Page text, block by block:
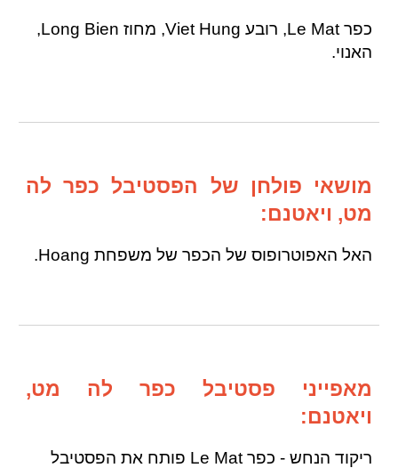
כפר Le Mat, רובע Viet Hung, מחוז Long Bien,
האנוי.
מושאי פולחן של הפסטיבל כפר לה
מט, ויאטנם:
האל האפוטרופוס של הכפר של משפחת Hoang.
מאפייני פסטיבל כפר לה מט,
ויאטנם:
ריקוד הנחש - כפר Le Mat פותח את הפסטיבל